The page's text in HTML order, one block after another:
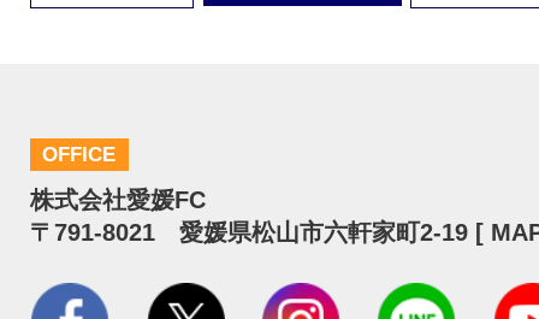
OFFICE
株式会社愛媛FC
〒791-8021 愛媛県松山市六軒家町2-19 [